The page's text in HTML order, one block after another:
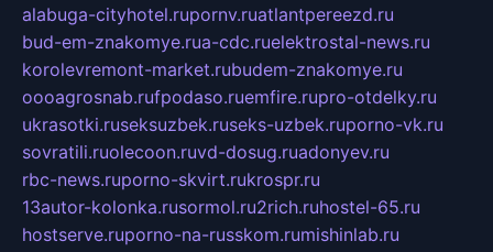
alabuga-cityhotel.rupornv.ruatlantpereezd.ru
bud-em-znakomye.rua-cdc.ruelektrostal-news.ru
korolevremont-market.rubudem-znakomye.ru
oooagrosnab.rufpodaso.ruemfire.rupro-otdelky.ru
ukrasotki.ruseksuzbek.ruseks-uzbek.ruporno-vk.ru
sovratili.ruolecoon.ruvd-dosug.ruadonyev.ru
rbc-news.ruporno-skvirt.rukrospr.ru
13autor-kolonka.rusormol.ru2rich.ruhostel-65.ru
hostserve.ruporno-na-russkom.rumishinlab.ru